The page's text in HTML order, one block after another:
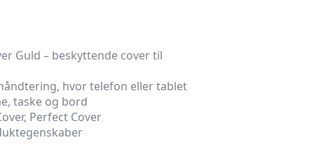
Guld – beskyttende cover til
hvor telefon eller tablet
taske og bord
Perfect Cover